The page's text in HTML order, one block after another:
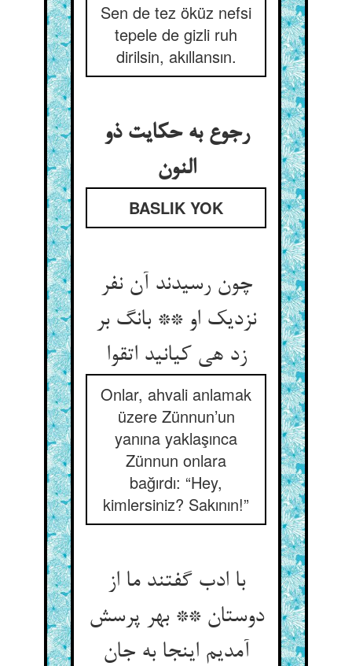
Sen de tez öküz nefsi
tepele de gizli ruh
dirilsin, akıllansın.
رجوع به حکایت ذو
النون‏
BASLIK YOK
چون رسیدند آن نفر
نزدیک او ** بانگ بر
زد هی کیانید اتقوا
Onlar, ahvali anlamak
üzere Zünnun’un
yanına yaklaşınca
Zünnun onlara
bağırdı: “Hey,
kimlersiniz? Sakının!”
با ادب گفتند ما از
دوستان ** بهر پرسش
آمدیم اینجا به جان‏